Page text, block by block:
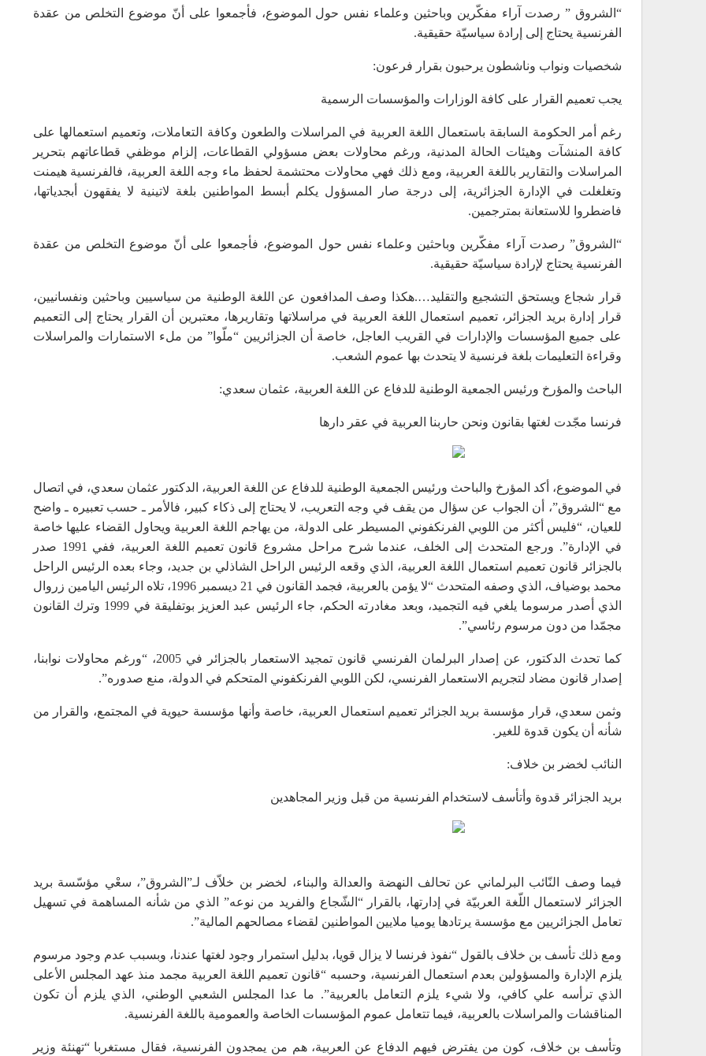
“الشروق ” رصدت آراء مفكّرين وباحثين وعلماء نفس حول الموضوع، فأجمعوا على أنّ موضوع التخلص من عقدة
الفرنسية يحتاج إلى إرادة سياسيّة حقيقية.
شخصيات ونواب وناشطون يرحبون بقرار فرعون:
يجب تعميم القرار على كافة الوزارات والمؤسسات الرسمية
رغم أمر الحكومة السابقة باستعمال اللغة العربية في المراسلات والطعون وكافة التعاملات، وتعميم استعمالها على
كافة المنشآت وهيئات الحالة المدنية، ورغم محاولات بعض مسؤولي القطاعات، إلزام موظفي قطاعاتهم بتحرير
المراسلات والتقارير باللغة العربية، ومع ذلك فهي محاولات محتشمة لحفظ ماء وجه اللغة العربية، فالفرنسية هيمنت
وتغلغلت في الإدارة الجزائرية، إلى درجة صار المسؤول يكلم أبسط المواطنين بلغة لاتينية لا يفقهون أبجدياتها،
فاضطروا للاستعانة بمترجمين.
“الشروق” رصدت آراء مفكّرين وباحثين وعلماء نفس حول الموضوع، فأجمعوا على أنّ موضوع التخلص من عقدة
الفرنسية يحتاج لإرادة سياسيّة حقيقية.
قرار شجاع ويستحق التشجيع والتقليد….هكذا وصف المدافعون عن اللغة الوطنية من سياسيين وباحثين ونفسانيين،
قرار إدارة بريد الجزائر، تعميم استعمال اللغة العربية في مراسلاتها وتقاريرها، معتبرين أن القرار يحتاج إلى التعميم
على جميع المؤسسات والإدارات في القريب العاجل، خاصة أن الجزائريين “ملّوا” من ملء الاستمارات والمراسلات
وقراءة التعليمات بلغة فرنسية لا يتحدث بها عموم الشعب.
الباحث والمؤرخ ورئيس الجمعية الوطنية للدفاع عن اللغة العربية، عثمان سعدي:
فرنسا مجّدت لغتها بقانون ونحن حاربنا العربية في عقر دارها
في الموضوع، أكد المؤرخ والباحث ورئيس الجمعية الوطنية للدفاع عن اللغة العربية، الدكتور عثمان سعدي، في اتصال
مع “الشروق”، أن الجواب عن سؤال من يقف في وجه التعريب، لا يحتاج إلى ذكاء كبير، فالأمر ـ حسب تعبيره ـ واضح
للعيان، “فليس أكثر من اللوبي الفرنكفوني المسيطر على الدولة، من يهاجم اللغة العربية ويحاول القضاء عليها خاصة
في الإدارة”. ورجع المتحدث إلى الخلف، عندما شرح مراحل مشروع قانون تعميم اللغة العربية، ففي 1991 صدر
بالجزائر قانون تعميم استعمال اللغة العربية، الذي وقعه الرئيس الراحل الشاذلي بن جديد، وجاء بعده الرئيس الراحل
محمد بوضياف، الذي وصفه المتحدث “لا يؤمن بالعربية، فجمد القانون في 21 ديسمبر 1996، تلاه الرئيس اليامين زروال
الذي أصدر مرسوما يلغي فيه التجميد، وبعد مغادرته الحكم، جاء الرئيس عبد العزيز بوتفليقة في 1999 وترك القانون
مجمّدا من دون مرسوم رئاسي”.
كما تحدث الدكتور، عن إصدار البرلمان الفرنسي قانون تمجيد الاستعمار بالجزائر في 2005، “ورغم محاولات نوابنا،
إصدار قانون مضاد لتجريم الاستعمار الفرنسي، لكن اللوبي الفرنكفوني المتحكم في الدولة، منع صدوره”.
وثمن سعدي، قرار مؤسسة بريد الجزائر تعميم استعمال العربية، خاصة وأنها مؤسسة حيوية في المجتمع، والقرار من
شأنه أن يكون قدوة للغير.
النائب لخضر بن خلاف:
بريد الجزائر قدوة وأتأسف لاستخدام الفرنسية من قبل وزير المجاهدين
فيما وصف النّائب البرلماني عن تحالف النهضة والعدالة والبناء، لخضر بن خلاّف لـ”الشروق”، سعْي مؤسّسة بريد
الجزائر لاستعمال اللّغة العربيّة في إدارتها، بالقرار “الشّجاع والفريد من نوعه” الذي من شأنه المساهمة في تسهيل
تعامل الجزائريين مع مؤسسة يرتادها يوميا ملايين المواطنين لقضاء مصالحهم المالية”.
ومع ذلك تأسف بن خلاف بالقول “نفوذ فرنسا لا يزال قويا، بدليل استمرار وجود لغتها عندنا، وبسبب عدم وجود مرسوم
يلزم الإدارة والمسؤولين بعدم استعمال الفرنسية، وحسبه “قانون تعميم اللغة العربية مجمد منذ عهد المجلس الأعلى
الذي ترأسه علي كافي، ولا شيء يلزم التعامل بالعربية”. ما عدا المجلس الشعبي الوطني، الذي يلزم أن تكون
المناقشات والمراسلات بالعربية، فيما تتعامل عموم المؤسسات الخاصة والعمومية باللغة الفرنسية.
وتأسف بن خلاف، كون من يفترض فيهم الدفاع عن العربية، هم من يمجدون الفرنسية، فقال مستغربا “تهنئة وزير